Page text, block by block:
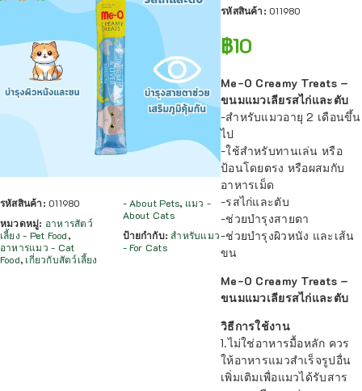
รหัสสินค้า: 011980
หมวดหมู่: อาหารสัตว์
เลี้ยง - Pet Food,
อาหารแมว - Cat
Food, เกี่ยวกับสัตว์เลี้ยง
- About Pets, แมว -
About Cats
ป้ายกำกับ:สำหรับแมว
- For Cats
รหัสสินค้า: 011980
฿10
Me-O Creamy Treats –
ขนมแมวเลียรสไก่และตับ
-สำหรับแมวอายุ 2 เดือนขึ้น
ไป
-ใช้สำหรับทานเล่น หรือ
ป้อนโดยตรง หรือผสมกับ
อาหารเม็ด
-รสไก่และตับ
-ช่วยบำรุงสายตา
-ช่วยบำรุงผิวหนัง และเส้น
ขน
Me-O Creamy Treats –
ขนมแมวเลียรสไก่และตับ
วิธีการใช้งาน
1.ไม่ใช่อาหารมื้อหลัก ควร
ให้อาหารแมวสำเร็จรูปอื่น
เพิ่มเติมเพื่อแมวได้รับสาร